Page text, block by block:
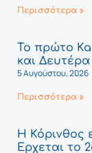
Περισσότερα »
Το πρώτο
και
5 Αυγούστου, 2026
Περισσότερα »
Η Κόρινθος
Έρχεται το